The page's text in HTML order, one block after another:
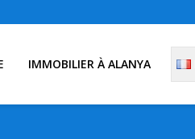
IMMOBILIER À ALANYA